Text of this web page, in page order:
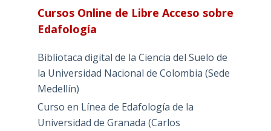
Cursos Online de Libre Acceso sobre
Edafología
Bibliotaca digital de la Ciencia del Suelo de
la Universidad Nacional de Colombia (Sede
Medellín)
Curso en Línea de Edafología de la
Universidad de Granada (Carlos